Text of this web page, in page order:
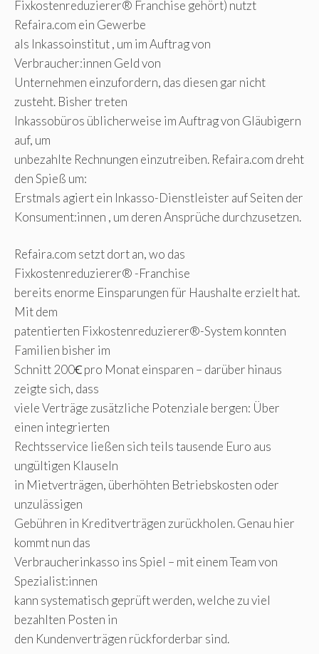
Fixkostenreduzierer® Franchise gehört) nutzt
Refaira.com ein Gewerbe
als Inkassoinstitut , um im Auftrag von
Verbraucher:innen Geld von
Unternehmen einzufordern, das diesen gar nicht
zusteht. Bisher treten
Inkassobüros üblicherweise im Auftrag von Gläubigern
auf, um
unbezahlte Rechnungen einzutreiben. Refaira.com dreht
den Spieß um:
Erstmals agiert ein Inkasso-Dienstleister auf Seiten der
Konsument:innen , um deren Ansprüche durchzusetzen.
Refaira.com setzt dort an, wo das
Fixkostenreduzierer® -Franchise
bereits enorme Einsparungen für Haushalte erzielt hat.
Mit dem
patentierten Fixkostenreduzierer®-System konnten
Familien bisher im
Schnitt 200Ꞓ pro Monat einsparen – darüber hinaus
zeigte sich, dass
viele Verträge zusätzliche Potenziale bergen: Über
einen integrierten
Rechtsservice ließen sich teils tausende Euro aus
ungültigen Klauseln
in Mietverträgen, überhöhten Betriebskosten oder
unzulässigen
Gebühren in Kreditverträgen zurückholen. Genau hier
kommt nun das
Verbraucherinkasso ins Spiel – mit einem Team von
Spezialist:innen
kann systematisch geprüft werden, welche zu viel
bezahlten Posten in
den Kundenverträgen rückforderbar sind.